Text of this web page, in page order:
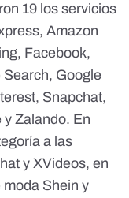
19 los servicios
Amazon
Facebook,
Google
Snapchat,
y Zalando. En
a las
y XVideos, en
moda Shein y